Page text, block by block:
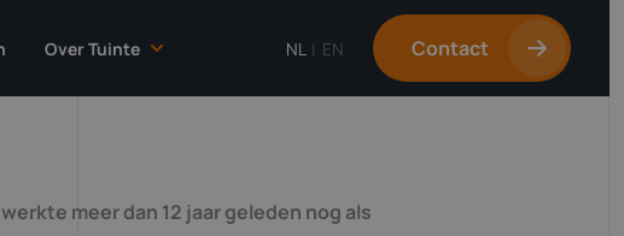
Over Tuinte
Onze mensen
NL | EN Contact
meer dan 12 jaar geleden nog als